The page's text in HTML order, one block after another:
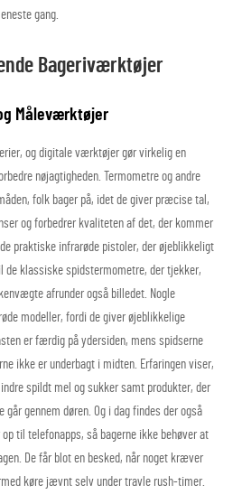
gang.
Bageriværktøjer
Måleværktøjer
og digitale værktøjer gør virkelig en
nøjagtigheden. Termometre og andre
folk bager på, idet de giver præcise tal,
og forbedrer kvaliteten af det, der kommer
praktiske infrarøde pistoler, der øjeblikkeligt
de klassiske spidstermometre, der tjekker,
afrunder også billedet. Nogle
modeller, fordi de giver øjeblikkelige
er færdig på ydersiden, mens spidserne
ikke er underbagt i midten. Erfaringen viser,
spildt mel og sukker samt produkter, der
går gennem døren. Og i dag findes der også
til telefonapps, så bagerne ikke behøver at
De får blot en besked, når noget kræver
køre jævnt selv under travle rush-timer.